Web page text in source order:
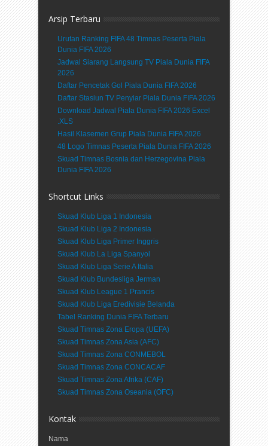
Arsip Terbaru
Urutan Ranking FIFA 48 Timnas Peserta Piala
Dunia FIFA 2026
Jadwal Siarang Langsung TV Piala Dunia FIFA
2026
Daftar Pencetak Gol Piala Dunia FIFA 2026
Daftar Stasiun TV Penyiar Piala Dunia FIFA 2026
Download Jadwal Piala Dunia FIFA 2026 Excel
.XLS
Hasil Klasemen Grup Piala Dunia FIFA 2026
48 Logo Timnas Peserta Piala Dunia FIFA 2026
Skuad Timnas Bosnia dan Herzegovina Piala
Dunia FIFA 2026
Shortcut Links
Skuad Klub Liga 1 Indonesia
Skuad Klub Liga 2 Indonesia
Skuad Klub Liga Primer Inggris
Skuad Klub La Liga Spanyol
Skuad Klub Liga Serie A Italia
Skuad Klub Bundesliga Jerman
Skuad Klub League 1 Prancis
Skuad Klub Liga Eredivisie Belanda
Tabel Ranking Dunia FIFA Terbaru
Skuad Timnas Zona Eropa (UEFA)
Skuad Timnas Zona Asia (AFC)
Skuad Timnas Zona CONMEBOL
Skuad Timnas Zona CONCACAF
Skuad Timnas Zona Afrika (CAF)
Skuad Timnas Zona Oseania (OFC)
Kontak
Nama